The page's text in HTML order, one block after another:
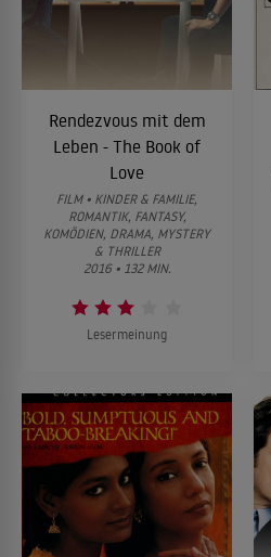
Rendezvous mit dem
Leben - The Book of
Love
FILM • KINDER & FAMILIE,
ROMANTIK, FANTASY,
KOMÖDIEN, DRAMA, MYSTERY
& THRILLER
2016 • 132 MIN.
Lesermeinung